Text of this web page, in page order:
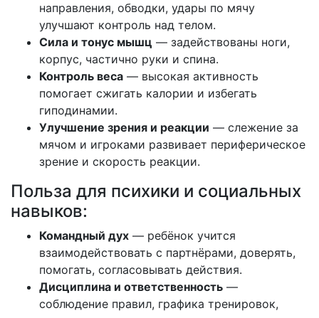
направления, обводки, удары по мячу
улучшают контроль над телом.
Сила и тонус мышц — задействованы ноги,
корпус, частично руки и спина.
Контроль веса — высокая активность
помогает сжигать калории и избегать
гиподинамии.
Улучшение зрения и реакции — слежение за
мячом и игроками развивает периферическое
зрение и скорость реакции.
Польза для психики и социальных
навыков:
Командный дух — ребёнок учится
взаимодействовать с партнёрами, доверять,
помогать, согласовывать действия.
Дисциплина и ответственность —
соблюдение правил, графика тренировок,